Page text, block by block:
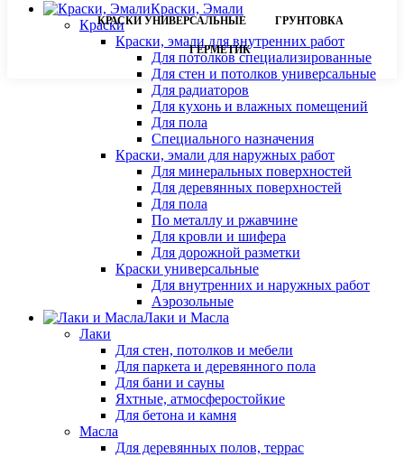
КРАСКИ УНИВЕРСАЛЬНЫЕ ГРУНТОВКА
ГЕРМЕТИК
Краски, Эмали
Краски
Краски, эмали для внутренних работ
Для потолков специализированные
Для стен и потолков универсальные
Для радиаторов
Для кухонь и влажных помещений
Для пола
Специального назначения
Краски, эмали для наружных работ
Для минеральных поверхностей
Для деревянных поверхностей
Для пола
По металлу и ржавчине
Для кровли и шифера
Для дорожной разметки
Краски универсальные
Для внутренних и наружных работ
Аэрозольные
Лаки и Масла
Лаки
Для стен, потолков и мебели
Для паркета и деревянного пола
Для бани и сауны
Яхтные, атмосферостойкие
Для бетона и камня
Масла
Для деревянных полов, террас